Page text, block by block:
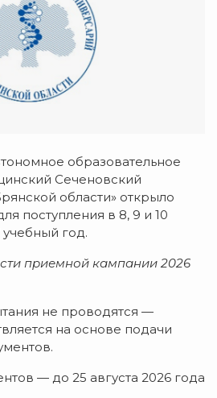
образовательное
Сеченовский
области» открыло
поступления в 8, 9 и 10
учебный год.
приемной кампании 2026
не проводятся —
на основе подачи
— до 25 августа 2026 года